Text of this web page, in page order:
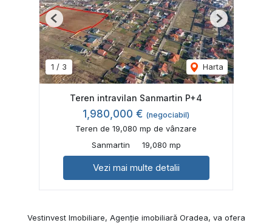
1 / 3 Harta
Previous Next
Teren intravilan Sanmartin P+4
1,980,000 € (negociabil)
Teren de 19,080 mp de vânzare
Sanmartin
19,080 mp
Vezi mai multe detalii
Vestinvest Imobiliare, Agenție imobiliară Oradea, va ofera